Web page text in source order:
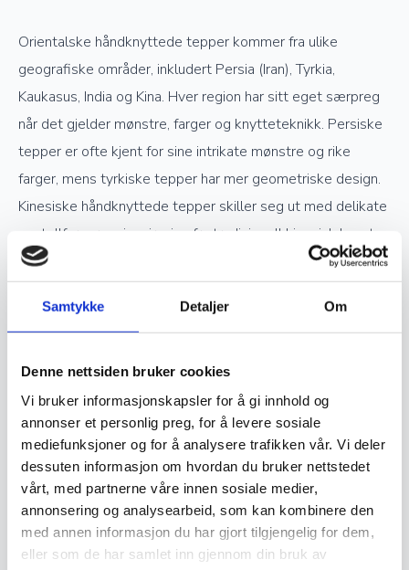
Samtykke Detaljer Om
Denne nettsiden bruker cookies
Vi bruker informasjonskapsler for å gi innhold og
annonser et personlig preg, for å levere sosiale
mediefunksjoner og for å analysere trafikken vår. Vi deler
dessuten informasjon om hvordan du bruker nettstedet
vårt, med partnerne våre innen sosiale medier,
annonsering og analysearbeid, som kan kombinere den
med annen informasjon du har gjort tilgjengelig for dem,
eller som de har samlet inn gjennom din bruk av
Orientalske håndknyttede tepper kommer fra ulike
geografiske områder, inkludert Persia (Iran), Tyrkia,
Kaukasus, India og Kina. Hver region har sitt eget særpreg
når det gjelder mønstre, farger og knytteteknikk. Persiske
tepper er ofte kjent for sine intrikate mønstre og rike
farger, mens tyrkiske tepper har mer geometriske design.
Kinesiske håndknyttede tepper skiller seg ut med delikate
pastellfarger og inspirasjon fra tradisjonell kinesisk kunst.
Verdsettelse og investering
samlerobjekter og kan være en god investering. Jo høyere
kvalitet og finere knytting et teppe har, desto mer
verdifullt blir det over tid. Opprinnelse, materialvalg og
knutetetthet spiller en stor rolle i vurderingen av et teppes
verdi, og godt vedlikeholdte håndknyttede tepper kan gå i
arv i generasjoner.